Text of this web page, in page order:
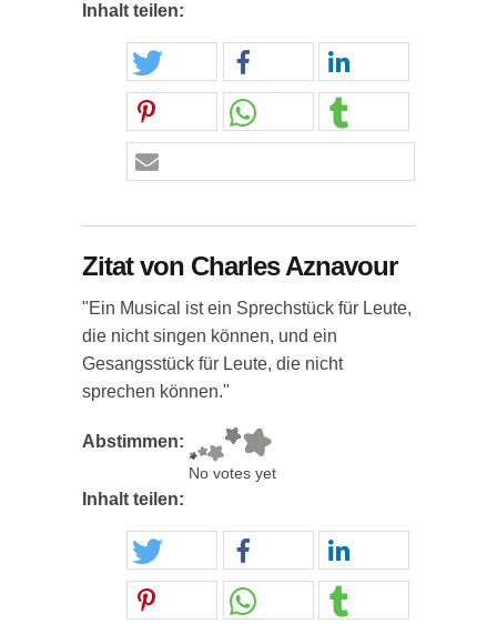
Inhalt teilen:
Zitat von Charles Aznavour
"Ein Musical ist ein Sprechstück für Leute,
die nicht singen können, und ein
Gesangsstück für Leute, die nicht
sprechen können."
Abstimmen:
No votes yet
Inhalt teilen: